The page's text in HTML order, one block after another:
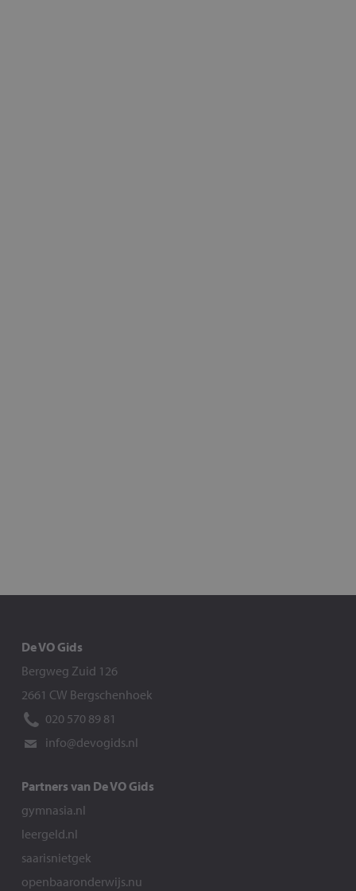
De VO Gids
Bergweg Zuid 126
2661 CW Bergschenhoek
020 570 89 81
info@devogids.nl
Partners van De VO Gids
gymnasia.nl
leergeld.nl
saarisnietgek
openbaaronderwijs.nu